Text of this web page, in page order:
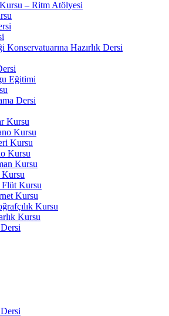
– Ritm Atölyesi
Konservatuarına Hazırlık Dersi
Eğitimi
Dersi
Kursu
Kursu
Kursu
Kursu
Kursu
Kursu
Kursu
Kursu
Kursu